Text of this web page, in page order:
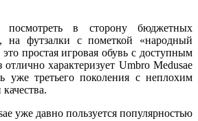
посмотреть в сторону бюджетных
на футзалки с пометкой «народный
простая игровая обувь с доступным
характеризует Umbro Medusae
третьего поколения с неплохим
уже давно пользуется популярностью